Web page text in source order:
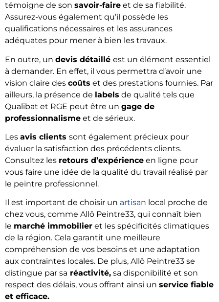
témoigne de son savoir-faire et de sa fiabilité.
Assurez-vous également qu’il possède les
qualifications nécessaires et les assurances
adéquates pour mener à bien les travaux.
En outre, un devis détaillé est un élément essentiel
à demander. En effet, il vous permettra d’avoir une
vision claire des coûts et des prestations fournies. Par
ailleurs, la présence de labels de qualité tels que
Qualibat et RGE peut être un gage de
professionnalisme et de sérieux.
Les avis clients sont également précieux pour
évaluer la satisfaction des précédents clients.
Consultez les retours d’expérience en ligne pour
vous faire une idée de la qualité du travail réalisé par
le peintre professionnel.
Il est important de choisir un artisan local proche de
chez vous, comme Allô Peintre33, qui connaît bien
le marché immobilier et les spécificités climatiques
de la région. Cela garantit une meilleure
compréhension de vos besoins et une adaptation
aux contraintes locales. De plus, Allô Peintre33 se
distingue par sa réactivité, sa disponibilité et son
respect des délais, vous offrant ainsi un service fiable
et efficace.